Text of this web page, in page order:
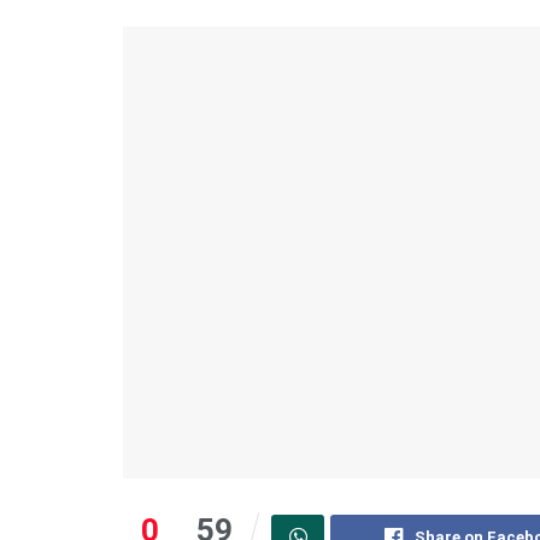
0 59